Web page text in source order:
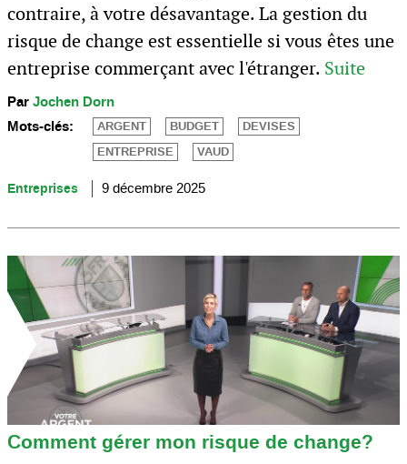
contraire, à votre désavantage. La gestion du
risque de change est essentielle si vous êtes une
entreprise commerçant avec l'étranger. Suite
ParJochen Dorn
Mots-clés:
ARGENT BUDGET
DEVISES
ENTREPRISE
VAUD
Entreprises 9 décembre 2025
Comment gérer mon risque de change?